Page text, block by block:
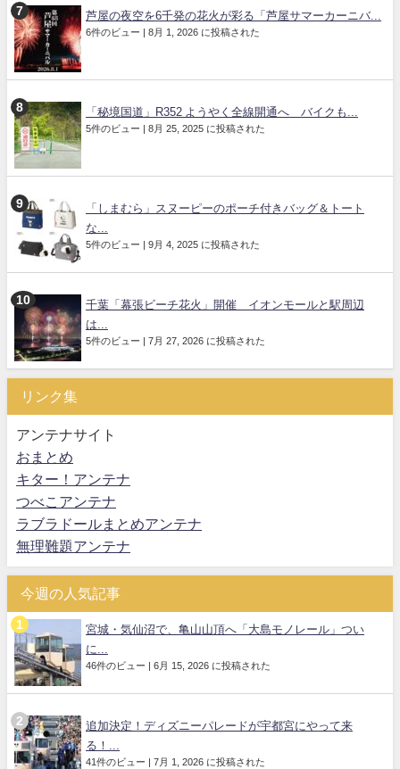
芦屋の夜空を6千発の花火が彩る「芦屋サマーカーニバ...
6件のビュー | 8月 1, 2026 に投稿された
「秘境国道」R352 ようやく全線開通へ バイクも...
5件のビュー | 8月 25, 2025 に投稿された
「しまむら」スヌーピーのポーチ付きバッグ＆トート
な...
5件のビュー | 9月 4, 2025 に投稿された
千葉「幕張ビーチ花火」開催 イオンモールと駅周辺
は...
5件のビュー | 7月 27, 2026 に投稿された
リンク集
アンテナサイト
おまとめ
キター！アンテナ
つべこアンテナ
ラブラドールまとめアンテナ
無理難題アンテナ
今週の人気記事
宮城・気仙沼で、亀山山頂へ「大島モノレール」つい
に...
46件のビュー | 6月 15, 2026 に投稿された
追加決定！ディズニーパレードが宇都宮にやって来
る！...
41件のビュー | 7月 1, 2026 に投稿された